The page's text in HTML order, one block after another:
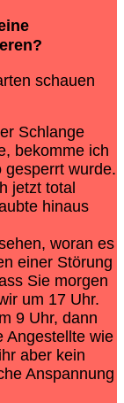
schauen
Schlange
bekomme ich
gesperrt wurde.
jetzt total
hinaus
woran es
einer Störung
Sie morgen
um 17 Uhr.
9 Uhr, dann
Angestellte wie
aber kein
Anspannung